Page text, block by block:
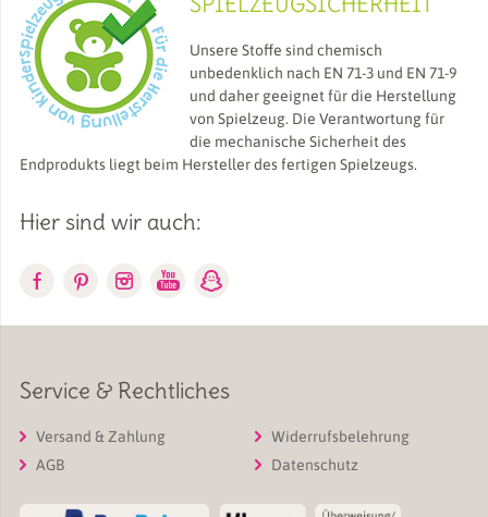
Unsere Stoffe sind chemisch
unbedenklich nach EN 71-3 und EN 71-9
und daher geeignet für die Herstellung
von Spielzeug. Die Verantwortung für
die mechanische Sicherheit des
Endprodukts liegt beim Hersteller des fertigen Spielzeugs.
Hier sind wir auch:
Service & Rechtliches
Versand & Zahlung
AGB
Widerrufsbelehrung
Datenschutz